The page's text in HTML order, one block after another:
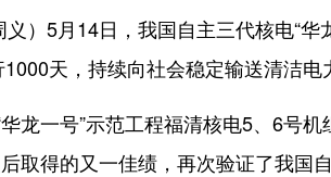
）5月14日，我国自主三代核电“
天，持续向社会稳定输送清洁电
一号”示范工程福清核电5、6号机
取得的又一佳绩，再次验证了我国